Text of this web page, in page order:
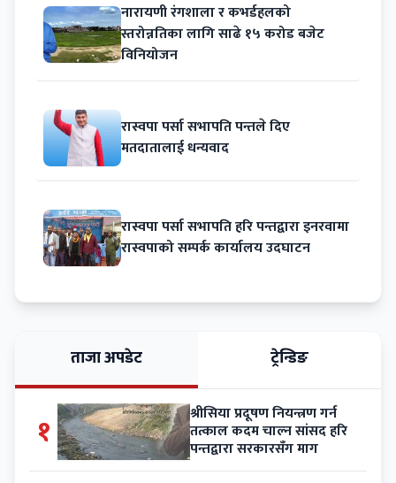
नारायणी रंगशाला र कभर्डहलको
स्तरोन्नतिका लागि साढे १५ करोड बजेट
विनियोजन
रास्वपा पर्सा सभापति पन्तले दिए
मतदातालाई धन्यवाद
रास्वपा पर्सा सभापति हरि पन्तद्वारा इनरवामा
रास्वपाको सम्पर्क कार्यालय उदघाटन
ताजा अपडेट ट्रेन्डिङ
१ श्रीसिया प्रदूषण नियन्त्रण गर्न
तत्काल कदम चाल्न सांसद हरि
पन्तद्वारा सरकारसँग माग